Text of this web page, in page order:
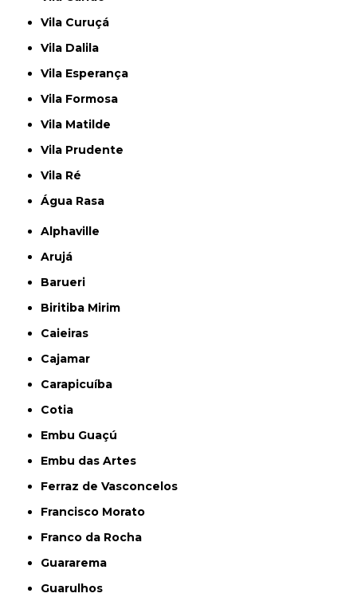
Vila Curuçá
Vila Dalila
Vila Esperança
Vila Formosa
Vila Matilde
Vila Prudente
Vila Ré
Água Rasa
Alphaville
Arujá
Barueri
Biritiba Mirim
Caieiras
Cajamar
Carapicuíba
Cotia
Embu Guaçú
Embu das Artes
Ferraz de Vasconcelos
Francisco Morato
Franco da Rocha
Guararema
Guarulhos